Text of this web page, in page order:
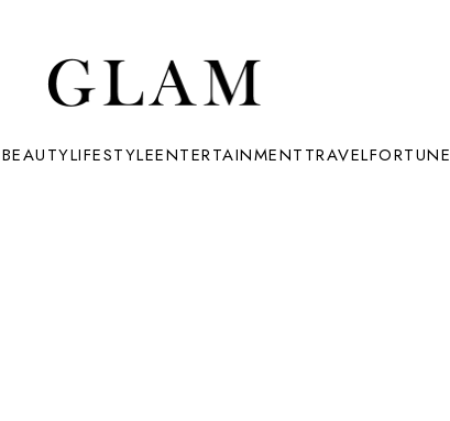
BEAUTYLIFESTYLEENTERTAINMENTTRAVELFORTUNE